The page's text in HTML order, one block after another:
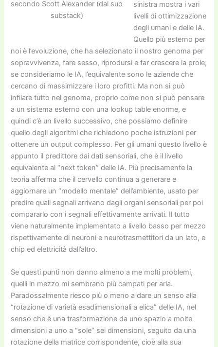
secondo Scott Alexander (dal suo
substack)
sinistra mostra i vari
livelli di ottimizzazione
degli umani e delle IA.
Quello più esterno per
noi è l’evoluzione, che ha selezionato il nostro genoma per
sopravvivenza, fare sesso, riprodursi e far crescere la prole;
se consideriamo le IA, l’equivalente sono le aziende che
cercano di massimizzare i loro profitti. Ma non si può
infilare tutto nel genoma, proprio come non si può pensare
a un sistema esterno con una lookup table enorme, e
quindi c’è un livello successivo, che possiamo definire
quello degli algoritmi che richiedono poche istruzioni per
ottenere un output complesso. Per gli umani questo livello è
appunto il predittore dai dati sensoriali, che è il livello
equivalente al “next token” delle IA. Più precisamente la
teoria afferma che il cervello continua a generare e
aggiornare un “modello mentale” dell’ambiente, usato per
predire quali segnali arrivano dagli organi sensoriali per poi
compararlo con i segnali effettivamente arrivati. Il tutto
viene naturalmente implementato a livello basso per mezzo
rispettivamente di neuroni e neurotrasmettitori da un lato, e
chip ed elettricità dall’altro.
Se questi punti non danno almeno a me molti problemi,
quelli in mezzo mi sembrano più campati per aria.
Paradossalmente riesco più o meno a dare un senso alla
“rotazione di varietà esadimensionali a elica” delle IA, nel
senso che è una trasformazione da uno spazio a molte
dimensioni a uno a “sole” sei dimensioni, seguito da una
rotazione della matrice corrispondente, cioè alla sua